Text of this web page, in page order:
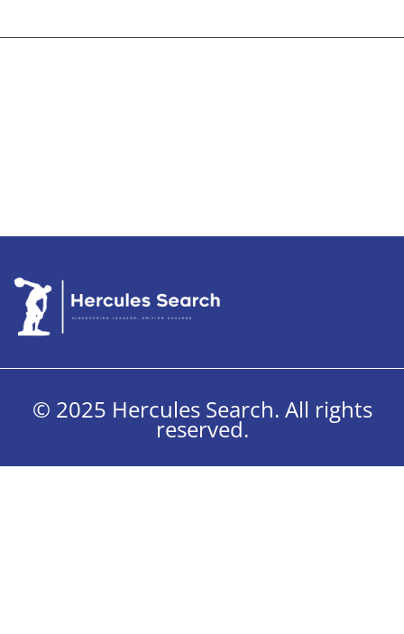
© 2025 Hercules Search. All rights
reserved.